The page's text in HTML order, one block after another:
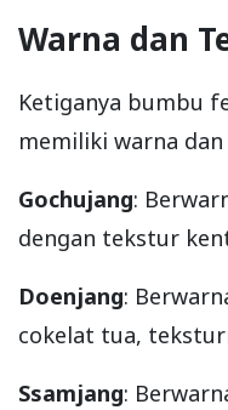
Warna dan
Ketiganya bumbu
memiliki warna
Gochujang:
dengan tekstur
Doenjang:
cokelat tua,
Ssamjang: